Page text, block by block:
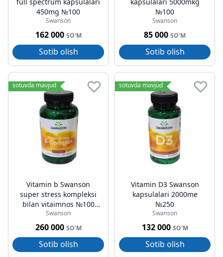
450mg №100
Swanson
162 000 SO'M
Sotib olish
№100
Swanson
85 000 SO'M
Sotib olish
sotuvda mavjud
Vitamin b Swanson
super stress kompleksi
bilan vitaimnos №100
kapsuladan
Swanson
260 000 SO'M
Sotib olish
sotuvda mavjud
Vitamin D3 Swanson
kapsulalari 2000me
№250
Swanson
132 000 SO'M
Sotib olish